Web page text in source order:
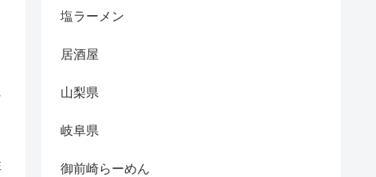
塩ラーメン
居酒屋
山梨県
岐阜県
御前崎らーめん